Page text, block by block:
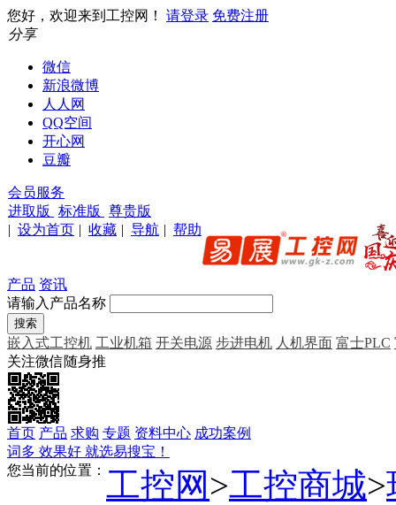
您好，欢迎来到工控网！ 请登录 免费注册
分享
微信
新浪微博
人人网
QQ空间
开心网
豆瓣
会员服务
进取版
标准版
尊贵版
| 设为首页 | 收藏 | 导航 | 帮助
产品 资讯
请输入产品名称
嵌入式工控机 工业机箱 开关电源 步进电机 人机界面 富士PLC
关注微信随身推
首页 产品 求购 专题 资料中心 成功案例
词多 效果好 就选易搜宝！
您当前的位置： 工控网 >工控商城>